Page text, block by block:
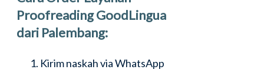
Proofreading GoodLingua
dari Palembang:
Kirim naskah via WhatsApp